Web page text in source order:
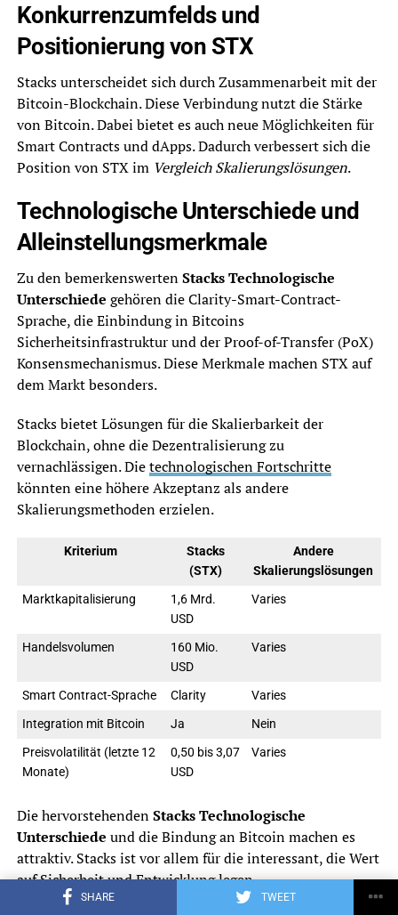
SHARE TWEET
Konkurrenzumfelds und
Positionierung von STX
Stacks unterscheidet sich durch Zusammenarbeit mit der
Bitcoin-Blockchain. Diese Verbindung nutzt die Stärke
von Bitcoin. Dabei bietet es auch neue Möglichkeiten für
Smart Contracts und dApps. Dadurch verbessert sich die
Position von STX im Vergleich Skalierungslösungen.
Technologische Unterschiede und
Alleinstellungsmerkmale
Zu den bemerkenswertenStacks Technologische
Unterschiede gehören die Clarity-Smart-Contract-
Sprache, die Einbindung in Bitcoins
Sicherheitsinfrastruktur und der Proof-of-Transfer (PoX)
Konsensmechanismus. Diese Merkmale machen STX auf
dem Markt besonders.
Stacks bietet Lösungen für die Skalierbarkeit der
Blockchain, ohne die Dezentralisierung zu
vernachlässigen. Dietechnologischen Fortschritte
könnten eine höhere Akzeptanz als andere
Skalierungsmethoden erzielen.
Kriterium
Stacks
(STX)
Andere
Skalierungslösungen
Marktkapitalisierung
1,6 Mrd.
USD
Varies
Handelsvolumen
160 Mio.
USD
Varies
Smart Contract-Sprache Clarity
Varies
Integration mit Bitcoin
Ja
Nein
Preisvolatilität (letzte 12
Monate)
0,50 bis 3,07
USD
Varies
Die hervorstehendenStacks Technologische
Unterschiede und die Bindung an Bitcoin machen es
attraktiv. Stacks ist vor allem für die interessant, die Wert
auf Sicherheit und Entwicklung legen.